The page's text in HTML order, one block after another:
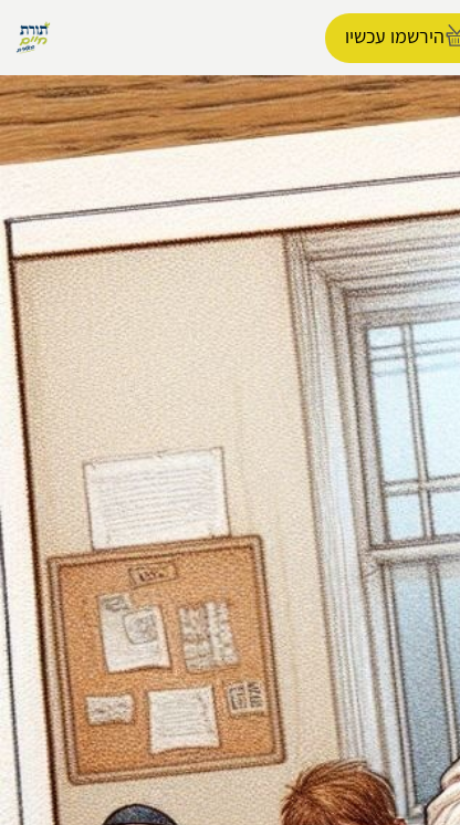
הירשמו עכשיו
התנתק